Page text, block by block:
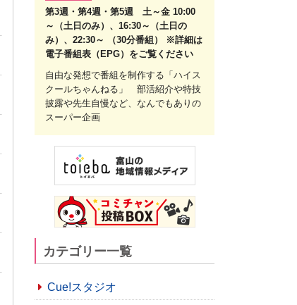
第3週・第4週・第5週 土～金 10:00
～（土日のみ）、16:30～（土日の
み）、22:30～ （30分番組） ※詳細は
電子番組表（EPG）をご覧ください
自由な発想で番組を制作する「ハイス
クールちゃんねる」 部活紹介や特技
披露や先生自慢など、なんでもありの
スーパー企画
カテゴリー一覧
Cue!スタジオ